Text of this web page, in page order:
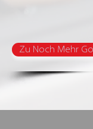
Zu Noch Mehr